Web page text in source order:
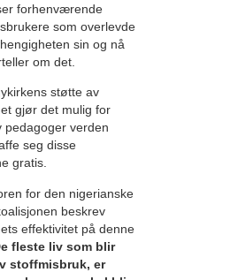
forhenværende
som overlevde
sin og nå
om det.
støtte av
gjør det mulig for
pedagoger verden
seg disse
gratis.
for den nigerianske
beskrev
effektivitet på denne
fleste liv som blir
stoffmisbruk, er